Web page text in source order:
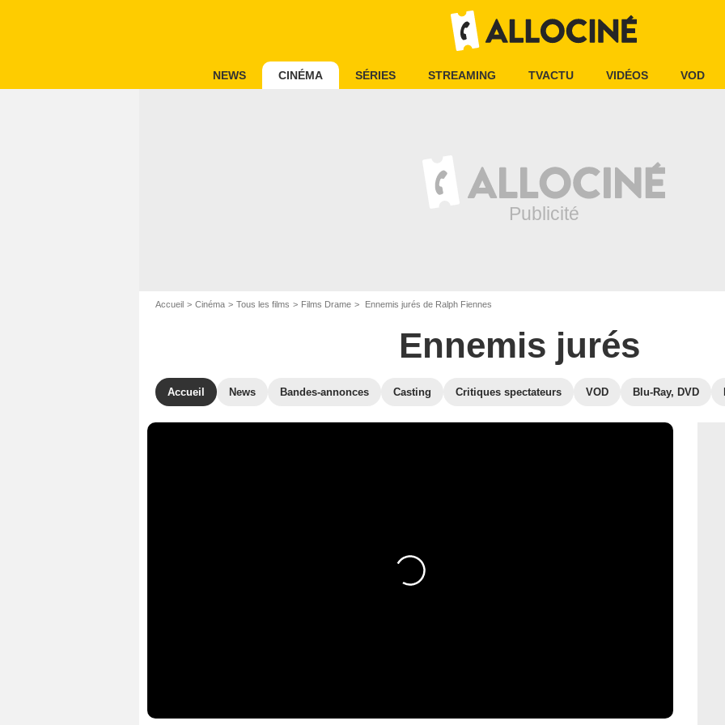
NEWS CINÉMA SÉRIES STREAMING TVACTU VIDÉOS VOD
Accueil Cinéma Tous les films Films Drame Ennemis jurés de Ralph Fiennes
Ennemis jurés
Accueil News Bandes-annonces Casting Critiques spectateurs VOD Blu-Ray, DVD